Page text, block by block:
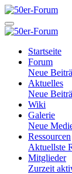
Startseite
Forum
Neue
Aktuelles
Neue
Wiki
Galerie
Neue
Ressourcen
Aktuellste
Mitglieder
Zurzeit